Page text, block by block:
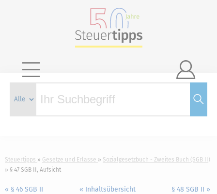

Steuertipps Gesetze und Erlasse
Sozialgesetzbuch - Zweites Buch (SGB II)
§ 47 SGB II, Aufsicht
« § 46 SGB II
« Inhaltsübersicht
§ 48 SGB II »